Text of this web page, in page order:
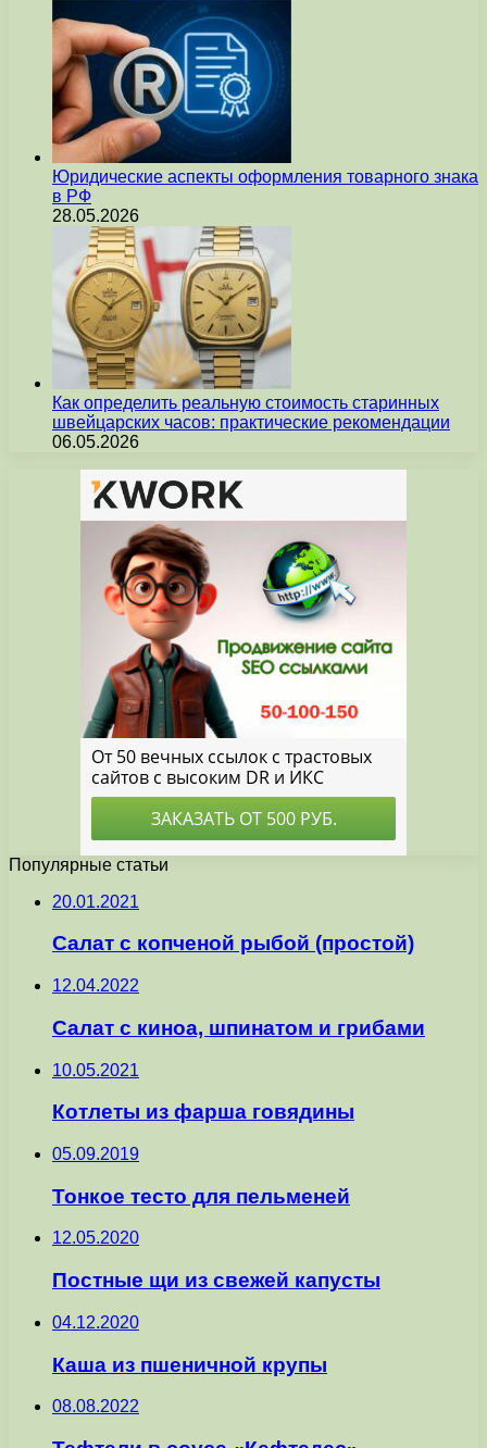
Юридические аспекты оформления товарного знака
в РФ
28.05.2026
Как определить реальную стоимость старинных
швейцарских часов: практические рекомендации
06.05.2026
Популярные статьи
20.01.2021
Салат с копченой рыбой (простой)
12.04.2022
Салат с киноа, шпинатом и грибами
10.05.2021
Котлеты из фарша говядины
05.09.2019
Тонкое тесто для пельменей
12.05.2020
Постные щи из свежей капусты
04.12.2020
Каша из пшеничной крупы
08.08.2022